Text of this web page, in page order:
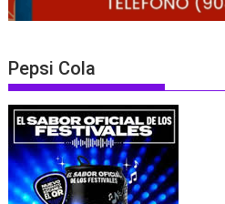
Pepsi Cola